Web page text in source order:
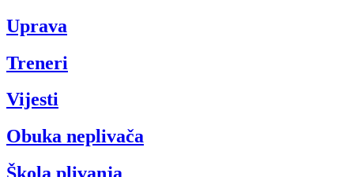
Uprava
Treneri
Vijesti
Obuka neplivača